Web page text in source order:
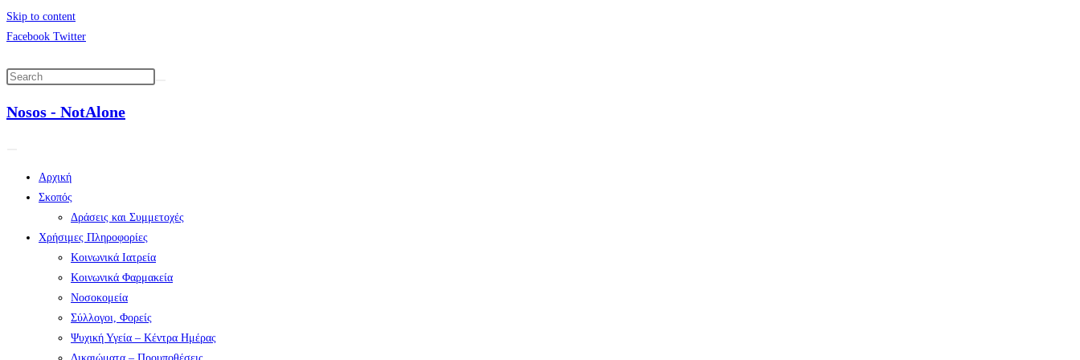
Skip to content
Facebook Twitter
Nosos - NotAlone
Αρχική
Σκοπός
Δράσεις και Συμμετοχές
Χρήσιμες Πληροφορίες
Κοινωνικά Ιατρεία
Κοινωνικά Φαρμακεία
Νοσοκομεία
Σύλλογοι, Φορείς
Ψυχική Υγεία – Κέντρα Ημέρας